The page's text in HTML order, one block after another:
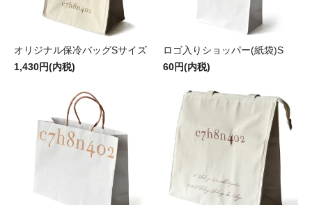
オリジナル保冷バッグSサイズ
1,430円(内税)
ロゴ入りショッパー(紙袋)S
60円(内税)